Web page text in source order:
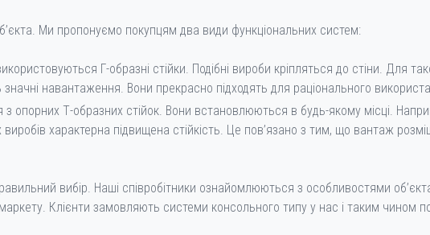
Ми пропонуємо покупцям два види функціональних систем:
Г-образні стійки. Подібні вироби кріпляться до стіни. Для
навантаження. Вони прекрасно підходять для раціонального
опорних Т-образних стійок. Вони встановлюються в будь-якому місці.
характерна підвищена стійкість. Це пов’язано з тим, що вантаж
вибір. Наші співробітники ознайомлюються з особливостями
Клієнти замовляють системи консольного типу у нас і таким чином